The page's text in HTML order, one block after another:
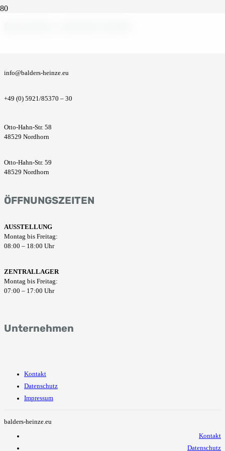
info@balders-heinze.eu
+49 (0) 5921/85370 – 30
Otto-Hahn-Str. 58
48529 Nordhorn
Otto-Hahn-Str. 59
48529 Nordhorn
ÖFFNUNGSZEITEN
AUSSTELLUNG
Montag bis Freitag:
08:00 – 18:00 Uhr
ZENTRALLAGER
Montag bis Freitag:
07:00 – 17:00 Uhr
Unternehmen
Kontakt
Datenschutz
Impressum
balders-heinze.eu
Kontakt
Datenschutz